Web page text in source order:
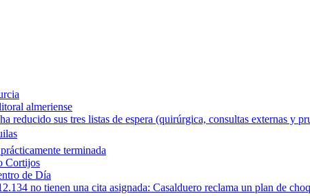
almeriense
sus tres listas de espera (quirúrgica, consultas externas y
terminada
Cortijos
de Día
no tienen una cita asignada: Casalduero reclama un plan de